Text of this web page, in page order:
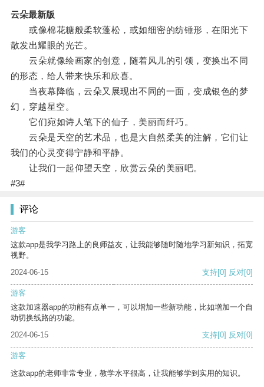
云朵最新版
或像棉花糖般柔软蓬松，或如细密的纺锤形，在阳光下
散发出耀眼的光芒。
云朵就像绘画家的创意，随着风儿的引领，变换出不同
的形态，给人带来快乐和欣喜。
当夜幕降临，云朵又展现出不同的一面，变成银色的梦
幻，穿越星空。
它们宛如诗人笔下的仙子，美丽而纤巧。
云朵是天空的艺术品，也是大自然柔美的注解，它们让
我们的心灵变得宁静和平静。
让我们一起仰望天空，欣赏云朵的美丽吧。
#3#
评论
游客
这款app是我学习路上的良师益友，让我能够随时随地学习新知识，拓宽
视野。
2024-06-15
支持[0] 反对[0]
游客
这款加速器app的功能有点单一，可以增加一些新功能，比如增加一个自
动切换线路的功能。
2024-06-15
支持[0] 反对[0]
游客
这款app的老师非常专业，教学水平很高，让我能够学到实用的知识。